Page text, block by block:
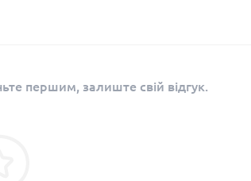
першим, залиште свій відгук.